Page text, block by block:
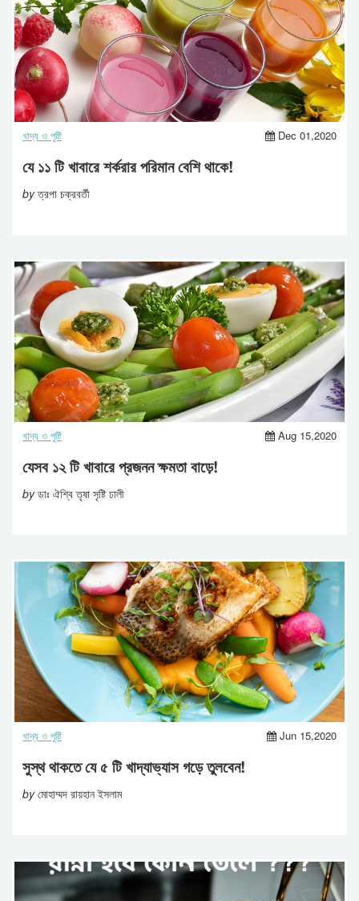
খাদ্য ও পুষ্টি Dec 01,2020
যে ১১ টি খাবারে শর্করার পরিমান বেশি থাকে!
byত্রপা চক্রবর্তী
খাদ্য ও পুষ্টি Aug 15,2020
যেসব ১২ টি খাবারে প্রজনন ক্ষমতা বাড়ে!
byডাঃ ঐশ্বি তৃষা সৃষ্টি ঢালী
খাদ্য ও পুষ্টি Jun 15,2020
সুস্থ থাকতে যে ৫ টি খাদ্যাভ্যাস গড়ে তুলবেন!
byমোহাম্মদ রায়হান ইসলাম